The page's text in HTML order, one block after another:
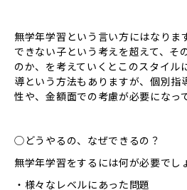
無学年学習という言い方にはなりま
できない子という考えを超えて、そ
のか、を考えていくとこのスタイル
導という方法もありますが、個別指
性や、金額面での考慮が必要になっ
◯どうやるの、なぜできるの？
無学年学習をするには何が必要でし
・様々なレベルにあった問題